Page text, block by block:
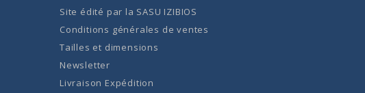
Site édité par la SASU IZIBIOS
Conditions générales de ventes
Tailles et dimensions
Newsletter
Livraison Expédition